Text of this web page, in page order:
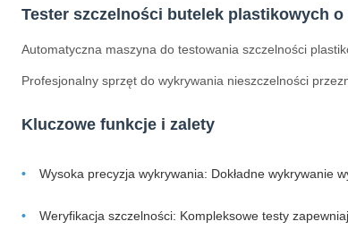
Tester szczelności butelek plastikowych
Automatyczna maszyna do testowania szczelności
Profesjonalny sprzęt do wykrywania nieszczelności
Kluczowe funkcje i zalety
Wysoka precyzja wykrywania: Dokładne wykrywanie
Weryfikacja szczelności: Kompleksowe testy